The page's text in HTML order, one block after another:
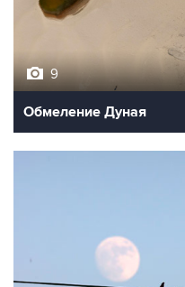
9
Обмеление Дуная